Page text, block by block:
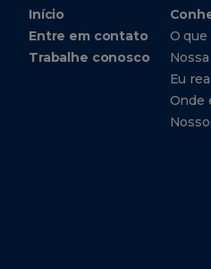
Início
Entre em contato
Trabalhe conosco
O que
Eu
Onde